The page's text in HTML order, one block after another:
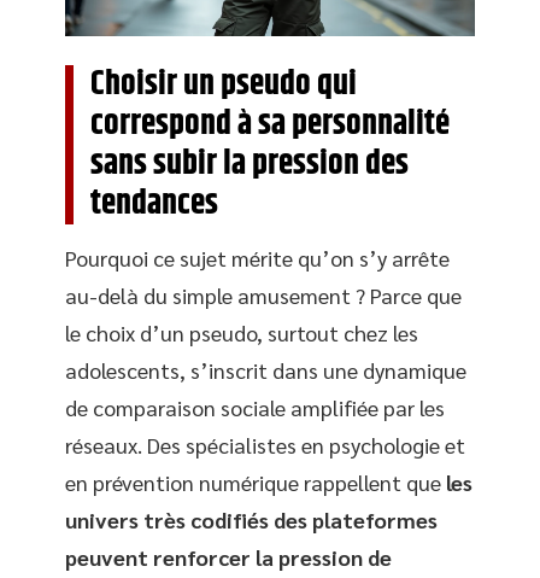
Choisir un pseudo qui
correspond à sa personnalité
sans subir la pression des
tendances
Pourquoi ce sujet mérite qu’on s’y arrête
au-delà du simple amusement ? Parce que
le choix d’un pseudo, surtout chez les
adolescents, s’inscrit dans une dynamique
de comparaison sociale amplifiée par les
réseaux. Des spécialistes en psychologie et
en prévention numérique rappellent que les
univers très codifiés des plateformes
peuvent renforcer la pression de